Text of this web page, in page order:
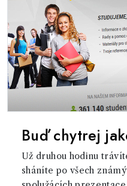
Buď chytrej
Už druhou hodinu
sháníte po všech